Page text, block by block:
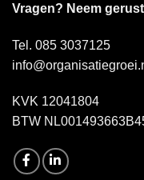
Vragen? Neem
Tel. 085 3037125
KVK 12041804
BTW